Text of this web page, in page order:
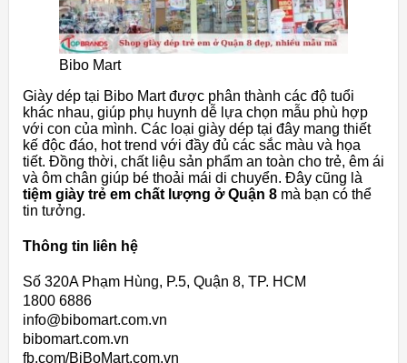
Bibo Mart
Giày dép tại Bibo Mart được phân thành các độ tuổi
khác nhau, giúp phụ huynh dễ lựa chọn mẫu phù hợp
với con của mình. Các loại giày dép tại đây mang thiết
kế độc đáo, hot trend với đầy đủ các sắc màu và họa
tiết. Đồng thời, chất liệu sản phẩm an toàn cho trẻ, êm ái
và ôm chân giúp bé thoải mái di chuyển. Đây cũng là
tiệm giày trẻ em chất lượng ở Quận 8 mà bạn có thể
tin tưởng.
Thông tin liên hệ
Số 320A Phạm Hùng, P.5, Quận 8, TP. HCM
1800 6886
info@bibomart.com.vn
bibomart.com.vn
fb.com/BiBoMart.com.vn